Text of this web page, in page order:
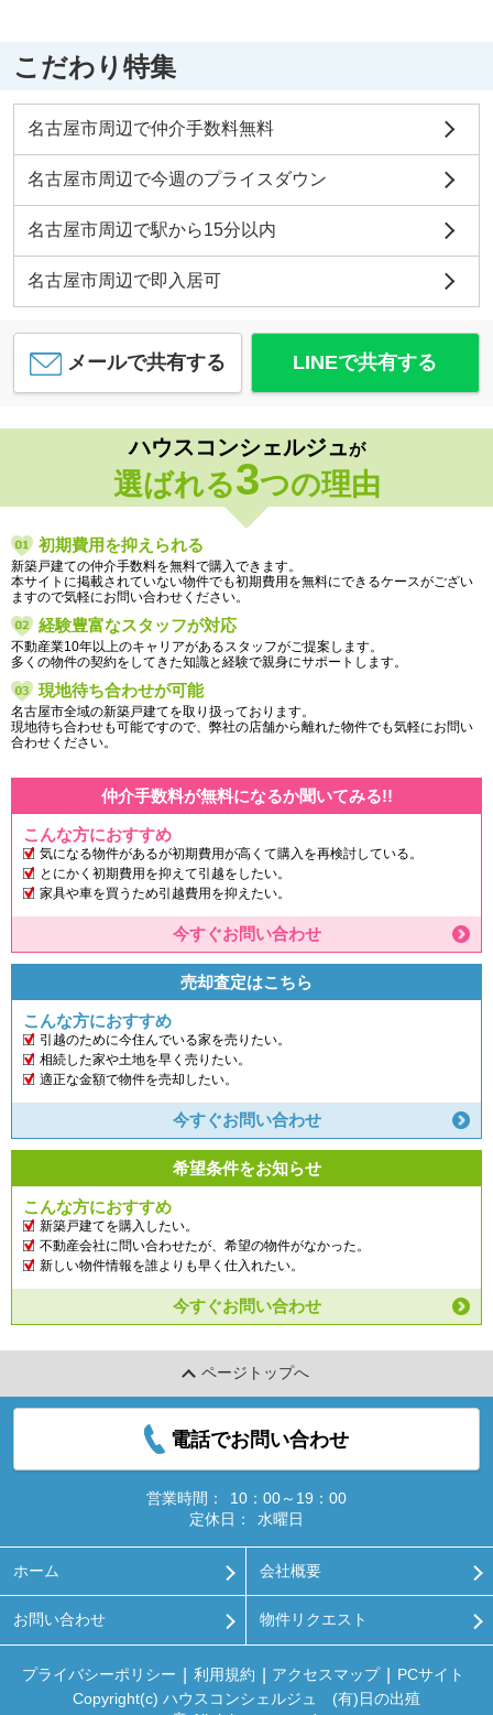
こだわり特集
名古屋市周辺で仲介手数料無料
名古屋市周辺で今週のプライスダウン
名古屋市周辺で駅から15分以内
名古屋市周辺で即入居可
メールで共有する LINEで共有する
ハウスコンシェルジュが
選ばれる3つの理由
初期費用を抑えられる
新築戸建ての仲介手数料を無料で購入できます。
本サイトに掲載されていない物件でも初期費用を無料にできるケースがござい
ますので気軽にお問い合わせください。
経験豊富なスタッフが対応
不動産業10年以上のキャリアがあるスタッフがご提案します。
多くの物件の契約をしてきた知識と経験で親身にサポートします。
現地待ち合わせが可能
名古屋市全域の新築戸建てを取り扱っております。
現地待ち合わせも可能ですので、弊社の店舗から離れた物件でも気軽にお問い
合わせください。
仲介手数料が無料になるか聞いてみる!!
こんな方におすすめ
気になる物件があるが初期費用が高くて購入を再検討している。
とにかく初期費用を抑えて引越をしたい。
家具や車を買うため引越費用を抑えたい。
今すぐお問い合わせ
売却査定はこちら
こんな方におすすめ
引越のために今住んでいる家を売りたい。
相続した家や土地を早く売りたい。
適正な金額で物件を売却したい。
今すぐお問い合わせ
希望条件をお知らせ
こんな方におすすめ
新築戸建てを購入したい。
不動産会社に問い合わせたが、希望の物件がなかった。
新しい物件情報を誰よりも早く仕入れたい。
今すぐお問い合わせ
ページトップへ
電話でお問い合わせ
営業時間：
10：00～19：00
定休日：
水曜日
ホーム 会社概要
お問い合わせ 物件リクエスト
プライバシーポリシー 利用規約 アクセスマップ
PCサイト
Copyright(c) ハウスコンシェルジュ (有)日の出殖